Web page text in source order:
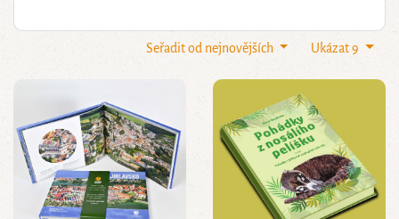
Ukázat 9
Seřadit od nejnovějších